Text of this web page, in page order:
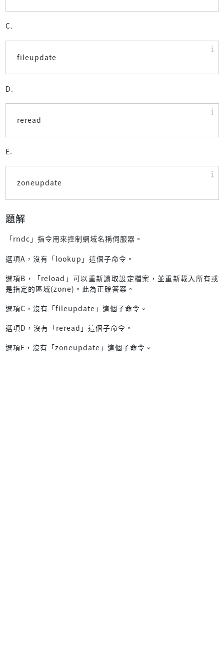
C.
fileupdate
D.
reread
E.
zoneupdate
題解
「rndc」指令用來控制網域名稱伺服器。
選項A，沒有「lookup」這個子命令。
選項B，「reload」可以重新讀取設定檔案，並重新載入所有或
是指定的區域(zone)。此為正確答案。
選項C，沒有「fileupdate」這個子命令。
選項D，沒有「reread」這個子命令。
選項E，沒有「zoneupdate」這個子命令。